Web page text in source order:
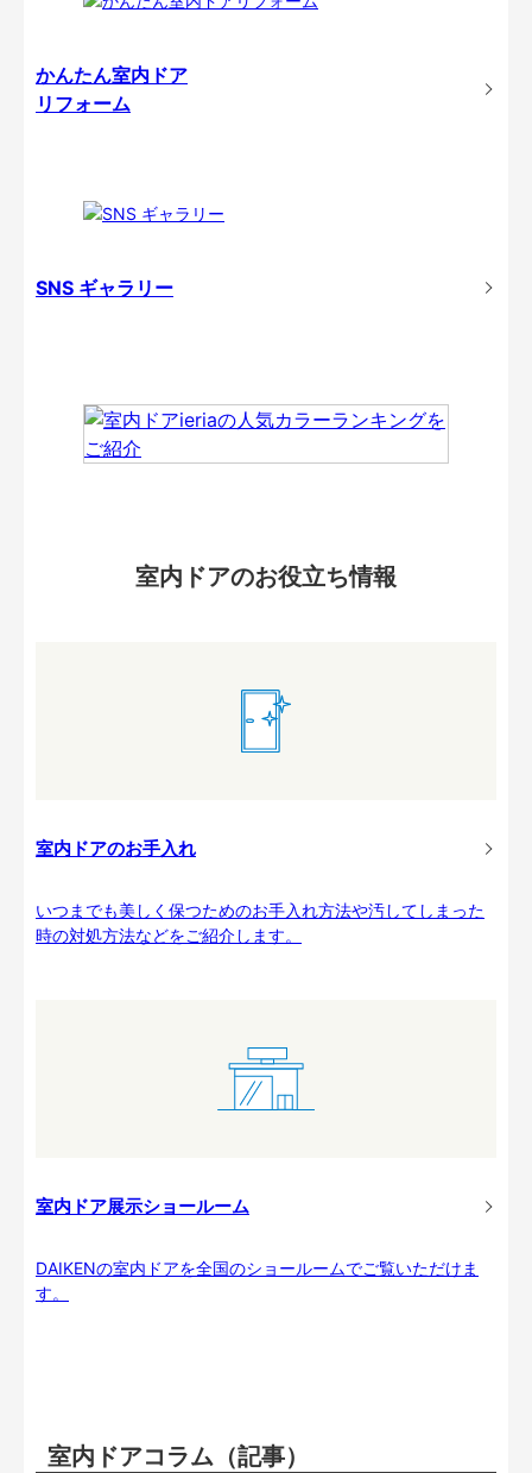
かんたん室内ドア
リフォーム
SNS ギャラリー
室内ドアのお役立ち情報
室内ドアのお手入れ
いつまでも美しく保つためのお手入れ方法や汚してしまった
時の対処方法などをご紹介します。
室内ドア展示ショールーム
DAIKENの室内ドアを全国のショールームでご覧いただけま
す。
室内ドアコラム（記事）